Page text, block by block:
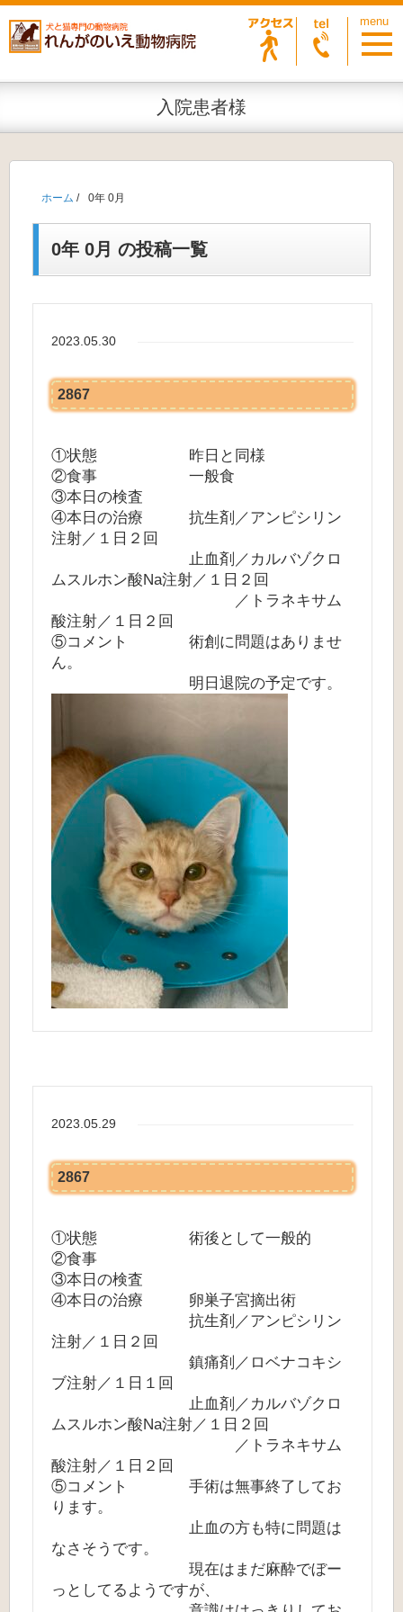
入院患者様
ホーム / 0年 0月
0年 0月 の投稿一覧
2023.05.30
2867
①状態 昨日と同様
②食事 一般食
③本日の検査
④本日の治療 抗生剤／アンピシリン
注射／１日２回
止血剤／カルバゾクロ
ムスルホン酸Na注射／１日２回
／トラネキサム
酸注射／１日２回
⑤コメント 術創に問題はありませ
ん。
明日退院の予定です。
2023.05.29
2867
①状態 術後として一般的
②食事
③本日の検査
④本日の治療 卵巣子宮摘出術
抗生剤／アンピシリン
注射／１日２回
鎮痛剤／ロベナコキシ
ブ注射／１日１回
止血剤／カルバゾクロ
ムスルホン酸Na注射／１日２回
／トラネキサム
酸注射／１日２回
⑤コメント 手術は無事終了してお
ります。
止血の方も特に問題は
なさそうです。
現在はまだ麻酔でぼー
っとしてるようですが、